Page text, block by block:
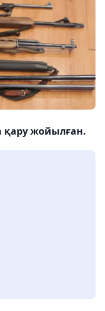
қару жойылған.